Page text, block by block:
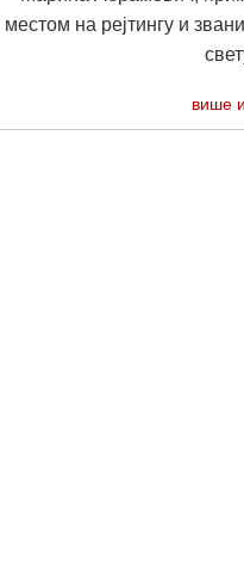
местом на рејтингу и
више